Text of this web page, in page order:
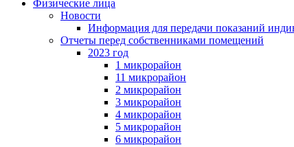
Физические лица
Новости
Информация для передачи показаний
Отчеты перед собственниками помещений
2023 год
1 микрорайон
11 микрорайон
2 микрорайон
3 микрорайон
4 микрорайон
5 микрорайон
6 микрорайон